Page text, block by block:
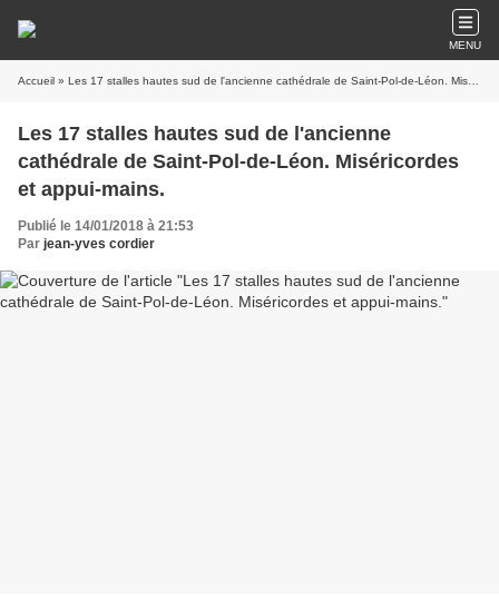
MENU
Accueil » Les 17 stalles hautes sud de l'ancienne cathédrale de Saint-Pol-de-Léon. Miséricordes et appui-mains.
Les 17 stalles hautes sud de l'ancienne
cathédrale de Saint-Pol-de-Léon. Miséricordes
et appui-mains.
Publié le 14/01/2018 à 21:53
Par jean-yves cordier